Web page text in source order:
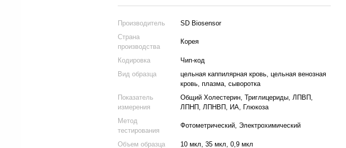
Производитель
SD Biosensor
Страна
производства
Корея
Кодировка
Чип-код
Вид образца
цельная каппилярная кровь, цельная венозная
кровь, плазма, сыворотка
Показатель
измерения
Общий Холестерин, Триглицериды, ЛПВП,
ЛПНП, ЛПНВП, ИА, Глюкоза
Метод
тестирования
Фотометрический, Электрохимический
Объем образца
10 мкл, 35 мкл, 0,9 мкл